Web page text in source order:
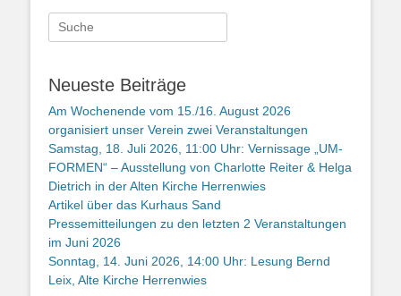
Suche
nach:
Neueste Beiträge
Am Wochenende vom 15./16. August 2026
organisiert unser Verein zwei Veranstaltungen
Samstag, 18. Juli 2026, 11:00 Uhr: Vernissage „UM-
FORMEN“ – Ausstellung von Charlotte Reiter & Helga
Dietrich in der Alten Kirche Herrenwies
Artikel über das Kurhaus Sand
Pressemitteilungen zu den letzten 2 Veranstaltungen
im Juni 2026
Sonntag, 14. Juni 2026, 14:00 Uhr: Lesung Bernd
Leix, Alte Kirche Herrenwies